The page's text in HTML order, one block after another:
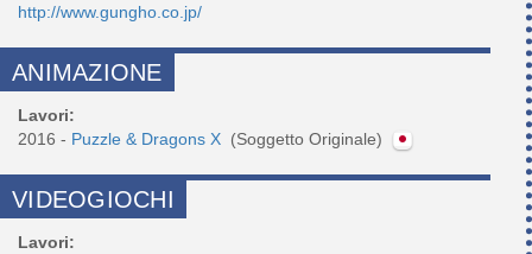
http://www.gungho.co.jp/
ANIMAZIONE
Lavori:
2016 - Puzzle & Dragons X (Soggetto Originale)
VIDEOGIOCHI
Lavori: